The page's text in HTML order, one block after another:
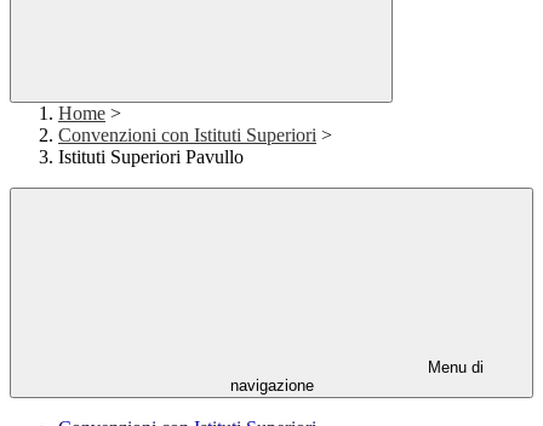
Home >
Convenzioni con Istituti Superiori >
Istituti Superiori Pavullo
Menu di
navigazione